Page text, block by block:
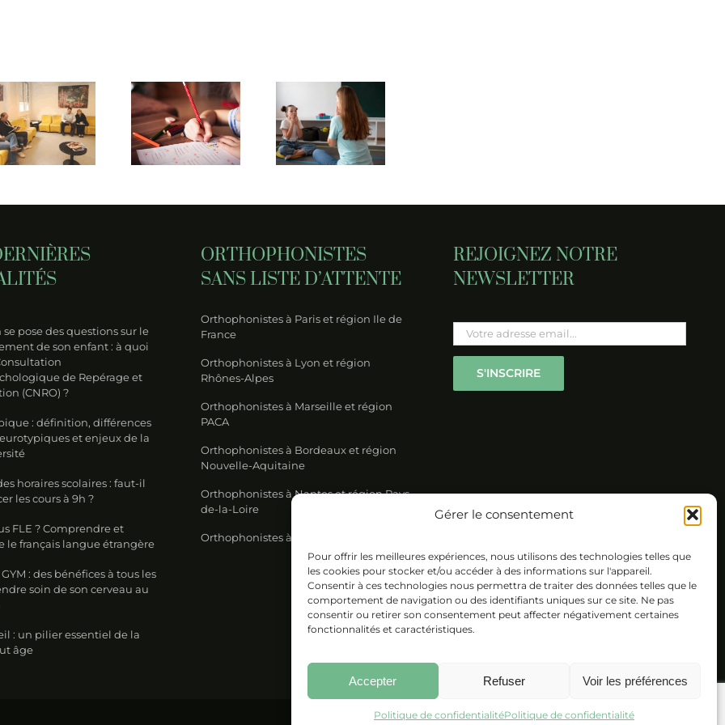
Gérer le consentement
Pour offrir les meilleures expériences, nous utilisons des technologies telles que
les cookies pour stocker et/ou accéder à des informations sur l'appareil.
Consentir à ces technologies nous permettra de traiter des données telles que le
comportement de navigation ou des identifiants uniques sur ce site. Ne pas
consentir ou retirer son consentement peut affecter négativement certaines
fonctionnalités et caractéristiques.
Accepter Refuser Voir les préférences
Politique de confidentialitéPolitique de confidentialité
la
différence
entre
dyslexie
sont les
objectifs
de
l’orthophoniste
définition,
différences
avec les
neurotypiques
les
pas s’y
pose des questions sur le
de son enfant : à quoi
de Repérage et
(CNRO) ?
: définition, différences
et enjeux de la
horaires scolaires : faut-il
les cours à 9h ?
FLE ? Comprendre et
le français langue étrangère
: des bénéfices à tous les
soin de son cerveau au
: un pilier essentiel de la
âge
ORTHOPHONISTES
SANS LISTE D’ATTENTE
Orthophonistes à Paris et région Ile de
France
Orthophonistes à Lyon et région
Rhônes-Alpes
Orthophonistes à Marseille et région
PACA
Orthophonistes à Bordeaux et région
Nouvelle-Aquitaine
Orthophonistes à Nantes et région Pays-
de-la-Loire
Orthophonistes à Lille et région Nord
REJOIGNEZ NOTRE
NEWSLETTER
Please leave this field empty.